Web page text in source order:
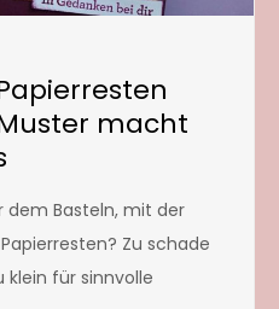
macht
dem Basteln, mit der
Zu schade
klein für sinnvolle